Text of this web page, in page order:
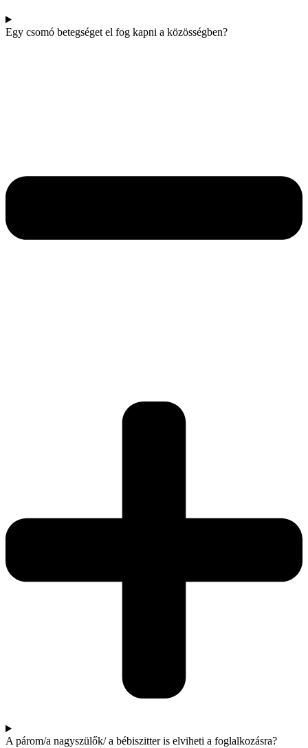
Egy csomó betegséget el fog kapni a közösségben?
A párom/a nagyszülők/ a bébiszitter is elviheti a foglalkozásra?